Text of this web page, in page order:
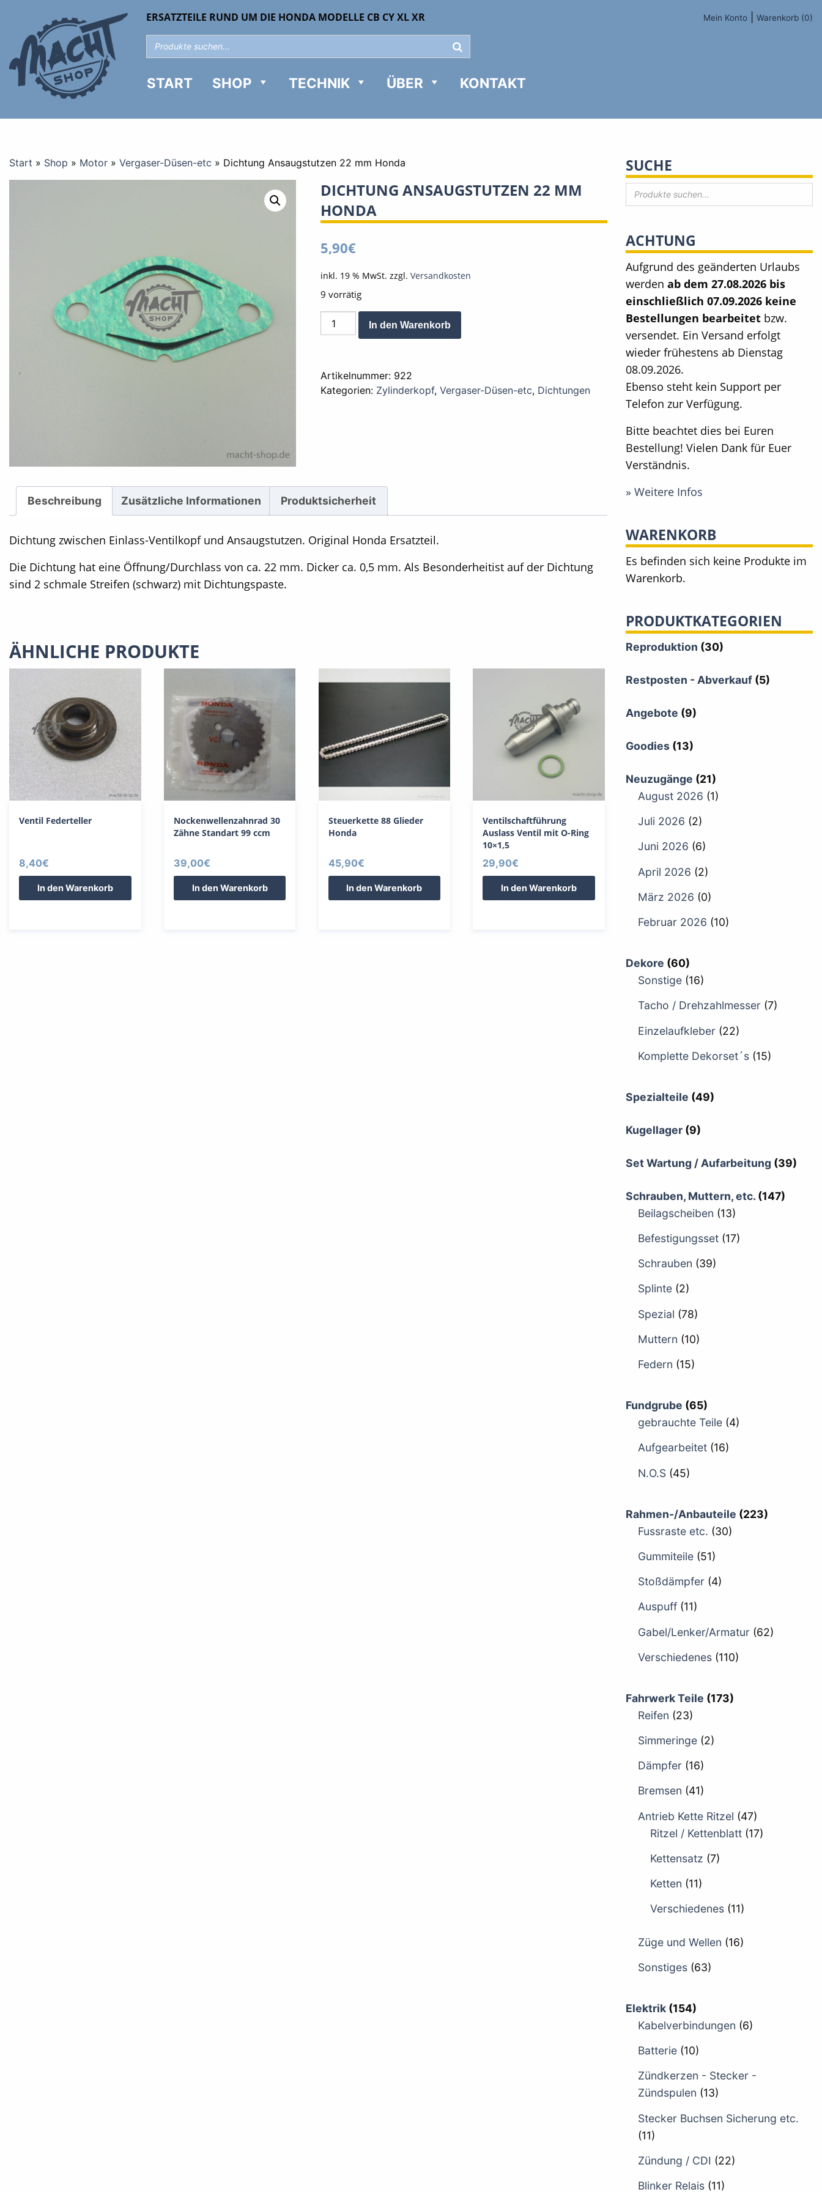
ERSATZTEILE RUND UM DIE HONDA MODELLE CB CY XL XR Mein Konto Warenkorb (0)
START SHOP TECHNIK ÜBER KONTAKT
Start » Shop » Motor » Vergaser-Düsen-etc » Dichtung Ansaugstutzen 22 mm Honda
DICHTUNG ANSAUGSTUTZEN 22 MM
HONDA
5,90€
inkl. 19 % MwSt. zzgl. Versandkosten
9 vorrätig
Dichtung
Ansaugstutzen
Honda
Menge
In den Warenkorb
Artikelnummer: 922
Kategorien: Zylinderkopf, Vergaser-Düsen-etc, Dichtungen
Beschreibung Zusätzliche Informationen Produktsicherheit
Dichtung zwischen Einlass-Ventilkopf und Ansaugstutzen. Original Honda Ersatzteil.
Die Dichtung hat eine Öffnung/Durchlass von ca. 22 mm. Dicker ca. 0,5 mm. Als Besonderheitist auf der Dichtung
sind 2 schmale Streifen (schwarz) mit Dichtungspaste.
ÄHNLICHE PRODUKTE
Ventil Federteller
8,40€
In den Warenkorb
Nockenwellenzahnrad 30
Zähne Standart 99 ccm
39,00€
In den Warenkorb
Steuerkette 88 Glieder
Honda
45,90€
In den Warenkorb
Ventilschaftführung
Auslass Ventil mit O-Ring
10×1,5
29,90€
In den Warenkorb
SUCHE
ACHTUNG
Aufgrund des geänderten Urlaubs
werden ab dem 27.08.2026 bis
einschließlich 07.09.2026 keine
Bestellungen bearbeitet bzw.
versendet. Ein Versand erfolgt
wieder frühestens ab Dienstag
08.09.2026.
Ebenso steht kein Support per
Telefon zur Verfügung.
Bitte beachtet dies bei Euren
Bestellung! Vielen Dank für Euer
Verständnis.
» Weitere Infos
WARENKORB
Es befinden sich keine Produkte im
Warenkorb.
PRODUKTKATEGORIEN
Reproduktion (30)
Restposten - Abverkauf (5)
Angebote (9)
Goodies (13)
Neuzugänge (21)
August 2026 (1)
Juli 2026 (2)
Juni 2026 (6)
April 2026 (2)
März 2026 (0)
Februar 2026 (10)
Dekore (60)
Sonstige (16)
Tacho / Drehzahlmesser (7)
Einzelaufkleber (22)
Komplette Dekorset´s (15)
Spezialteile (49)
Kugellager (9)
Set Wartung / Aufarbeitung (39)
Schrauben, Muttern, etc. (147)
Beilagscheiben (13)
Befestigungsset (17)
Schrauben (39)
Splinte (2)
Spezial (78)
Muttern (10)
Federn (15)
Fundgrube (65)
gebrauchte Teile (4)
Aufgearbeitet (16)
N.O.S (45)
Rahmen-/Anbauteile (223)
Fussraste etc. (30)
Gummiteile (51)
Stoßdämpfer (4)
Auspuff (11)
Gabel/Lenker/Armatur (62)
Verschiedenes (110)
Fahrwerk Teile (173)
Reifen (23)
Simmeringe (2)
Dämpfer (16)
Bremsen (41)
Antrieb Kette Ritzel (47)
Ritzel / Kettenblatt (17)
Kettensatz (7)
Ketten (11)
Verschiedenes (11)
Züge und Wellen (16)
Sonstiges (63)
Elektrik (154)
Kabelverbindungen (6)
Batterie (10)
Zündkerzen - Stecker -
Zündspulen (13)
Stecker Buchsen Sicherung etc.
(11)
Zündung / CDI (22)
Blinker Relais (11)